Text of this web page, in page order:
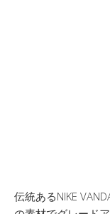
伝統あるNIKE